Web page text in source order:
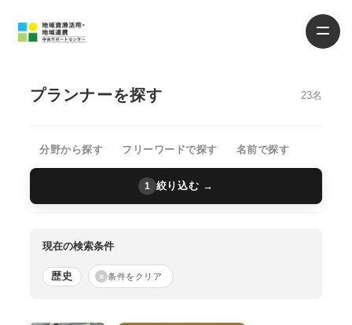
プランナーを探す 23名
分野から探す フリーワードで探す 名前で探す
1 絞り込む →
現在の検索条件
歴史 × 条件をクリア